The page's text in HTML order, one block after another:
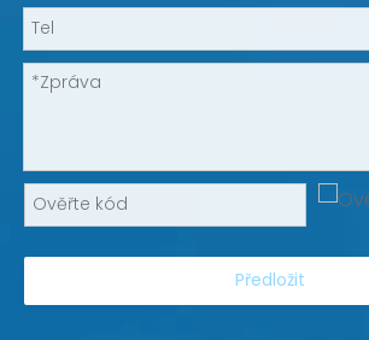
Předložit